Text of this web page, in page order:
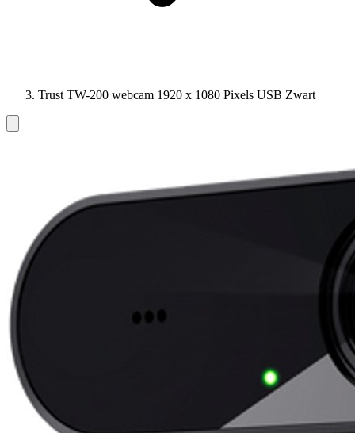
Trust TW-200 webcam 1920 x 1080 Pixels USB Zwart